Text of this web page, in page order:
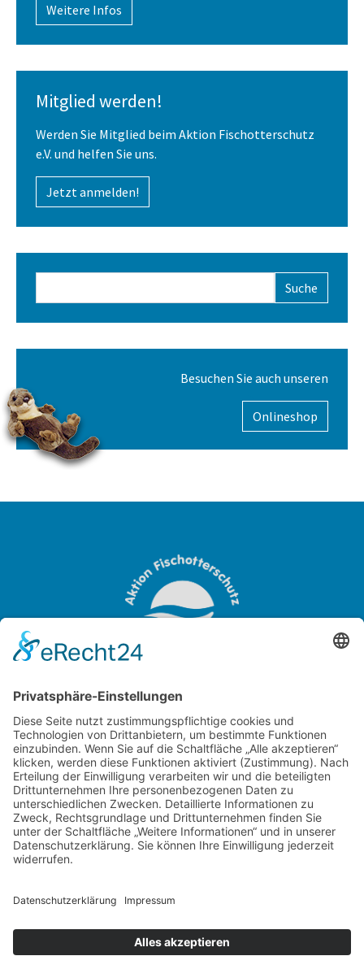
Weitere Infos
Mitglied werden!
Werden Sie Mitglied beim Aktion Fischotterschutz
e.V. und helfen Sie uns.
Jetzt anmelden!
Besuchen Sie auch unseren
Onlineshop
OTTER-ZENTRUM
29386 Hankensbüttel
Niedersachsen
Tel.:+49 (0) 5832 / 98 08 0
Aktion Fischotterschutz